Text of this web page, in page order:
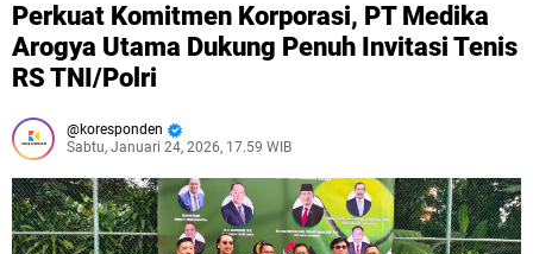
Perkuat Komitmen Korporasi, PT Medika
Arogya Utama Dukung Penuh Invitasi Tenis
RS TNI/Polri
koresponden
Sabtu, Januari 24, 2026, 17.59 WIB